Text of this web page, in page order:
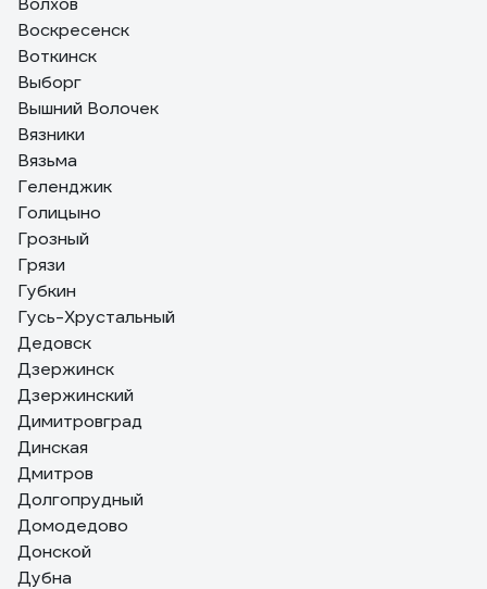
Воскресенск
Воткинск
Выборг
Вышний Волочек
Вязники
Вязьма
Геленджик
Голицыно
Грозный
Грязи
Губкин
Гусь-Хрустальный
Дедовск
Дзержинск
Дзержинский
Димитровград
Динская
Дмитров
Долгопрудный
Домодедово
Донской
Дубна